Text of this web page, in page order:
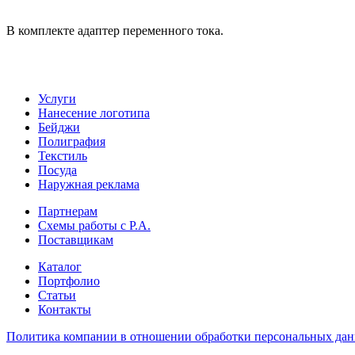
В комплекте адаптер переменного тока.
Услуги
Нанесение логотипа
Бейджи
Полиграфия
Текстиль
Посуда
Наружная реклама
Партнерам
Схемы работы с Р.А.
Поставщикам
Каталог
Портфолио
Статьи
Контакты
Политика компании в отношении обработки персональных